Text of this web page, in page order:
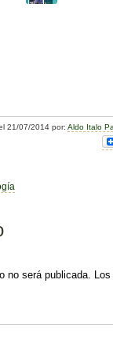
21/07/2014 por:Aldo Italo
no será publicada.